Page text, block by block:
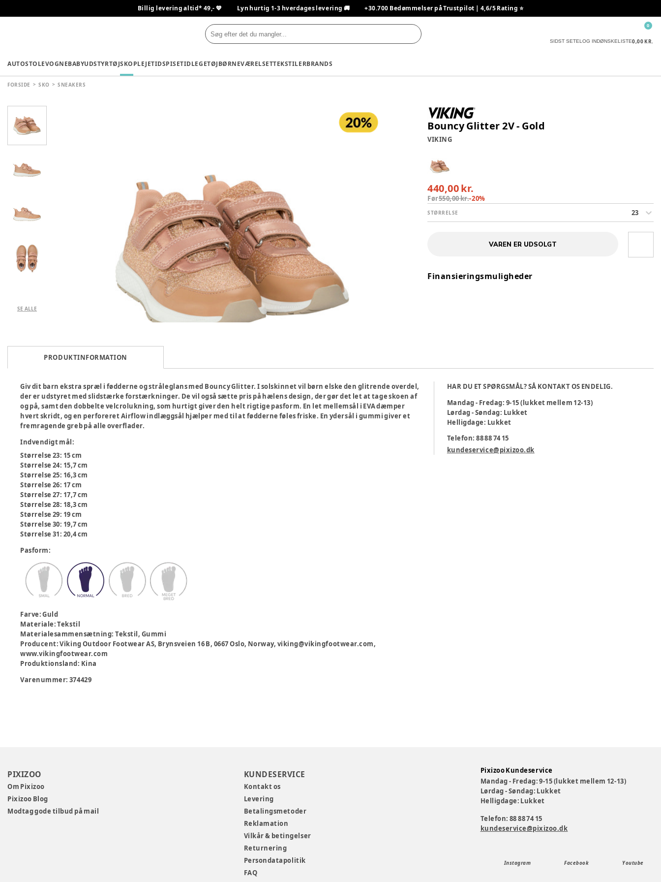
Billig levering altid* 49,- 💙 Lyn hurtig 1-3 hverdages levering 🚚 +30.700 Bedømmelser på Trustpilot | 4,6/5 Rating ⭐️
SIDST SETELOG INDØNSKELISTE0,00 KR.
0
AUTOSTOLEVOGNEBABYUDSTYRTØJSKOPLEJETIDSPISETIDLEGETØJBØRNEVÆRELSETTEKSTILERBRANDS
FORSIDE SKO SNEAKERS
SE ALLE
Bouncy Glitter 2V - Gold
VIKING
440,00 kr.
Før550,00 kr.-20%
STØRRELSE 23
VAREN ER UDSOLGT
Finansieringsmuligheder
PRODUKTINFORMATION
Giv dit barn ekstra spræl i fødderne og stråleglans med Bouncy Glitter. I solskinnet vil børn elske den glitrende overdel,
der er udstyret med slidstærke forstærkninger. De vil også sætte pris på hælens design, der gør det let at tage skoen af
og på, samt den dobbelte velcrolukning, som hurtigt giver den helt rigtige pasform. En let mellemsål i EVA dæmper
hvert skridt, og en perforeret Airflow indlæggsål hjælper med til at fødderne føles friske. En ydersål i gummi giver et
fremragende greb på alle overflader.
Indvendigt mål:
Størrelse 23: 15 cm
Størrelse 24: 15,7 cm
Størrelse 25: 16,3 cm
Størrelse 26: 17 cm
Størrelse 27: 17,7 cm
Størrelse 28: 18,3 cm
Størrelse 29: 19 cm
Størrelse 30: 19,7 cm
Størrelse 31: 20,4 cm
Pasform:
Farve:Guld
Materiale:Tekstil
Materialesammensætning:Tekstil, Gummi
Producent:Viking Outdoor Footwear AS, Brynsveien 16 B, 0667 Oslo, Norway, viking@vikingfootwear.com,
www.vikingfootwear.com
Produktionsland: Kina
Varenummer: 374429
HAR DU ET SPØRGSMÅL? SÅ KONTAKT OS ENDELIG.
Mandag - Fredag: 9-15 (lukket mellem 12-13)
Lørdag - Søndag: Lukket
Helligdage: Lukket
Telefon: 88 88 74 15
kundeservice@pixizoo.dk
PIXIZOO
Om Pixizoo
Pixizoo Blog
Modtag gode tilbud på mail
KUNDESERVICE
Kontakt os
Levering
Betalingsmetoder
Reklamation
Vilkår & betingelser
Returnering
Persondatapolitik
FAQ
Pixizoo Kundeservice
Mandag - Fredag: 9-15 (lukket mellem 12-13)
Lørdag - Søndag: Lukket
Helligdage: Lukket
Telefon: 88 88 74 15
kundeservice@pixizoo.dk
Instagram Facebook Youtube